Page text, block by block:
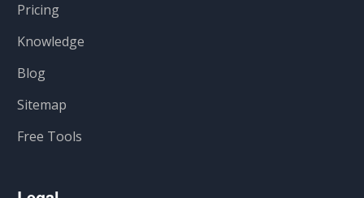
Pricing
Knowledge
Blog
Sitemap
Free Tools